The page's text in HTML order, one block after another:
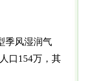
季风湿润气
口154万，其